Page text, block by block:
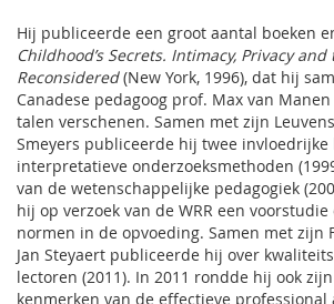
Hij publiceerde een groot aantal boeken
Childhood’s Secrets. Intimacy, Privacy and
Reconsidered(New York, 1996), dat hij
Canadese pedagoog prof. Max van
talen verschenen. Samen met zijn
Smeyers publiceerde hij twee
interpretatieve onderzoeksmethoden
van de wetenschappelijke pedagogiek
hij op verzoek van de WRR een
normen in de opvoeding. Samen met zijn
Jan Steyaert publiceerde hij over
lectoren (2011). In 2011 rondde hij ook
kenmerken van de effectieve professional